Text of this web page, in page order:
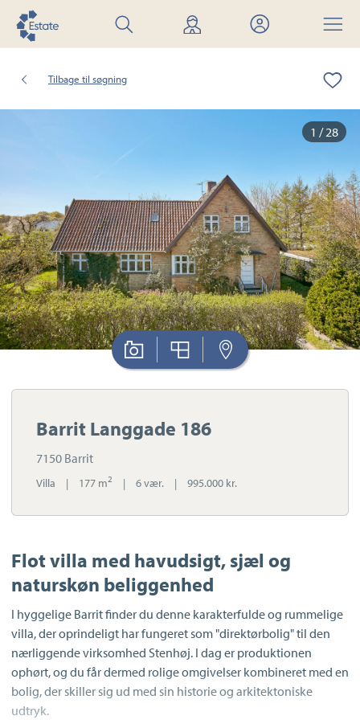
Søg
bolig
Find
mægler
Mit
Estate
Menu
Tilbage til søgning
1 / 28
Barrit Langgade 186
7150 Barrit
Villa | 177 m2 | 6 vær. | 995.000 kr.
Flot villa med havudsigt, sjæl og
naturskøn beliggenhed
I hyggelige Barrit finder du denne karakterfulde og rummelige
villa, der oprindeligt har fungeret som "direktørbolig" til den
nærliggende virksomhed Stenhøj. I dag er produktionen
ophørt, og du får dermed rolige omgivelser kombineret med en
bolig, der skiller sig ud med sin historie og arkitektoniske
udtryk.